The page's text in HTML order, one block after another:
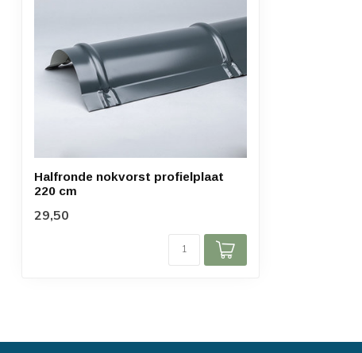
Halfronde nokvorst profielplaat
220 cm
29,50